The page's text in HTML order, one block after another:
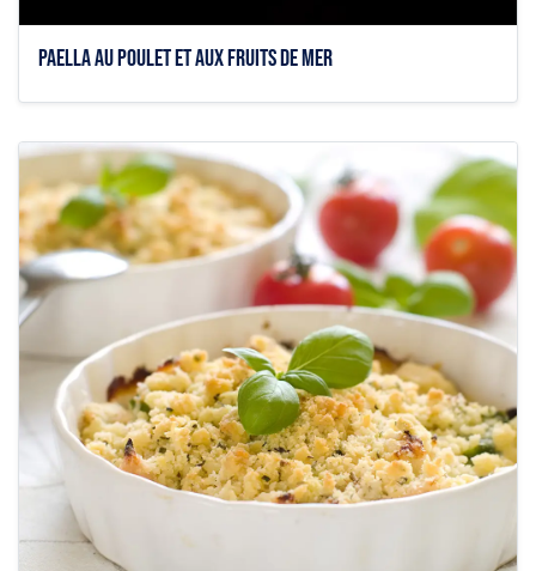
Paella au poulet et aux fruits de mer